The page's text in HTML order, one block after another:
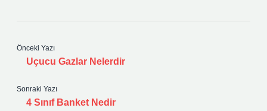
Önceki Yazı
Uçucu Gazlar Nelerdir
Sonraki Yazı
4 Sınıf Banket Nedir